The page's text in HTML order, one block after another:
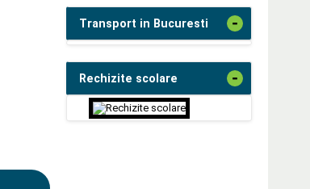
Transport in Bucuresti -
Rechizite scolare -